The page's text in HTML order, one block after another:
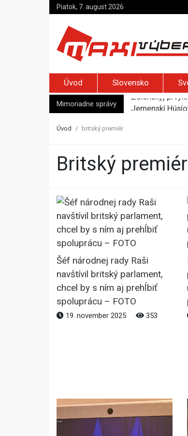
Piatok, 7. august 2026
Úvod Slovensko
Mimoriadne správy
Jemenskí
Úvod britský premiér
britský premiér
Šéf národnej rady Raši
navštívil britský parlament,
chcel by s ním aj prehĺbiť
spoluprácu – FOTO
19. november 2025 353